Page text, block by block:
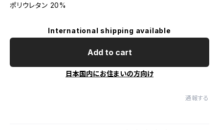
ポリウレタン 20%
International shipping available
Add to cart
日本国内にお住まいの方向け
通報する